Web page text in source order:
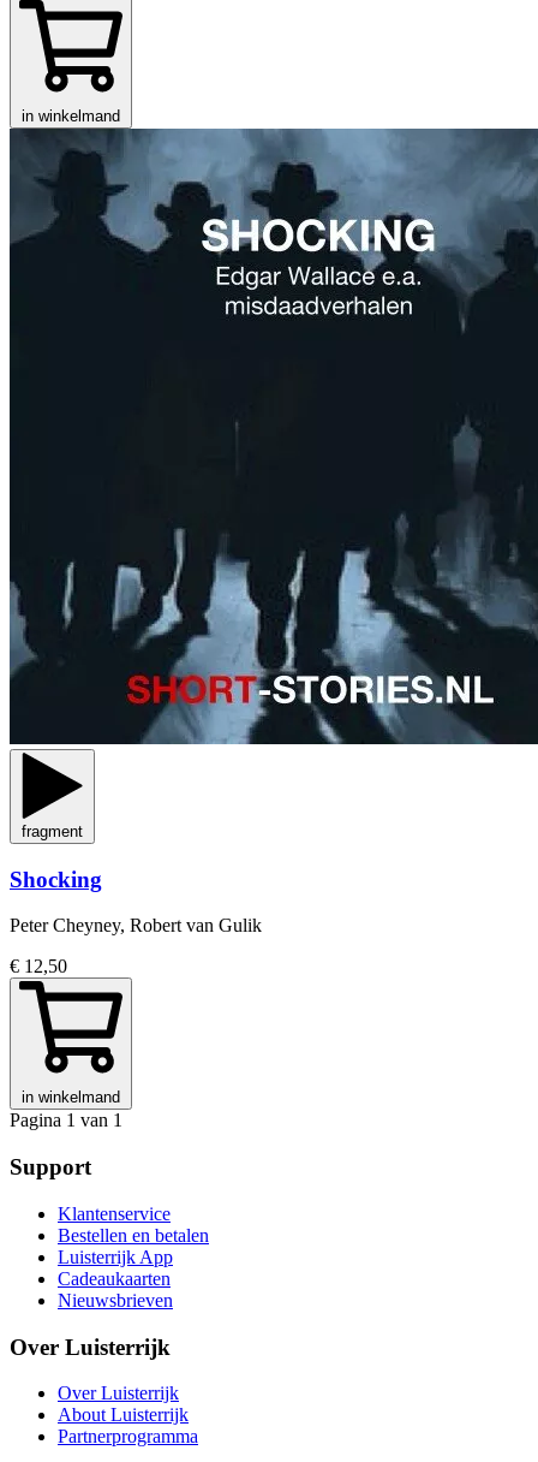
in winkelmand
fragment
Shocking
Peter Cheyney, Robert van Gulik
€ 12,50
in winkelmand
Pagina 1 van 1
Support
Klantenservice
Bestellen en betalen
Luisterrijk App
Cadeaukaarten
Nieuwsbrieven
Over Luisterrijk
Over Luisterrijk
About Luisterrijk
Partnerprogramma